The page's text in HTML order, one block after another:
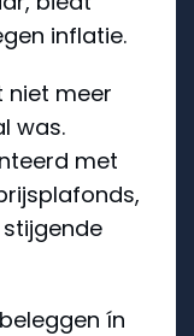
inflatie.
niet meer
was.
met
ín